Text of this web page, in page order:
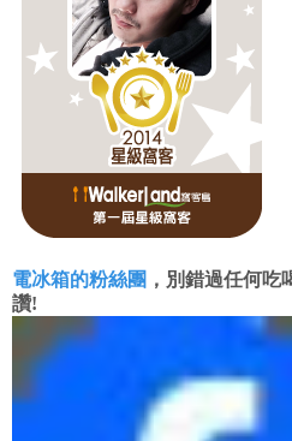
電冰箱的粉絲團 ，別錯過任何
讚!